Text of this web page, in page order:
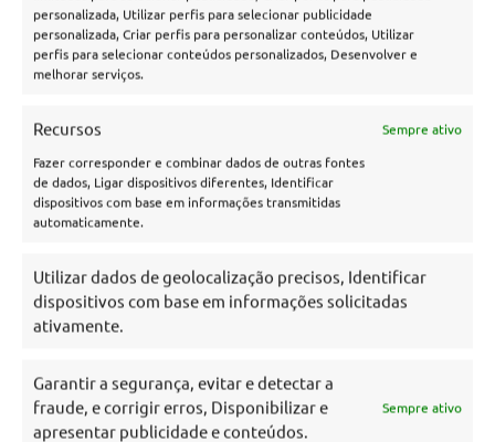
personalizada, Utilizar perfis para selecionar publicidade
personalizada, Criar perfis para personalizar conteúdos, Utilizar
perfis para selecionar conteúdos personalizados, Desenvolver e
melhorar serviços.
Recursos
Sempre ativo
Fazer corresponder e combinar dados de outras fontes
de dados, Ligar dispositivos diferentes, Identificar
dispositivos com base em informações transmitidas
automaticamente.
Utilizar dados de geolocalização precisos, Identificar
dispositivos com base em informações solicitadas
ativamente.
Garantir a segurança, evitar e detectar a
fraude, e corrigir erros, Disponibilizar e
apresentar publicidade e conteúdos.
Sempre ativo